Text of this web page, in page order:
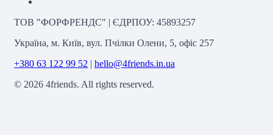
ТОВ "ФОРФРЕНДС" | ЄДРПОУ: 45893257
Україна, м. Київ, вул. Пчілки Олени, 5, офіс 257
+380 63 122 99 52 | hello@4friends.in.ua
© 2026 4friends. All rights reserved.